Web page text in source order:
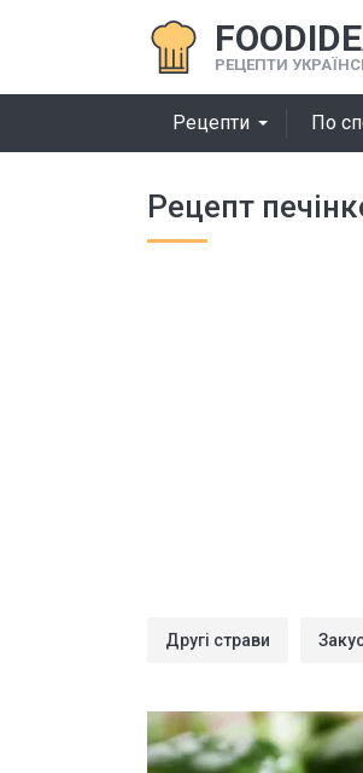
РЕЦЕПТИ
Рецепти По
Рецепт
Другі страви